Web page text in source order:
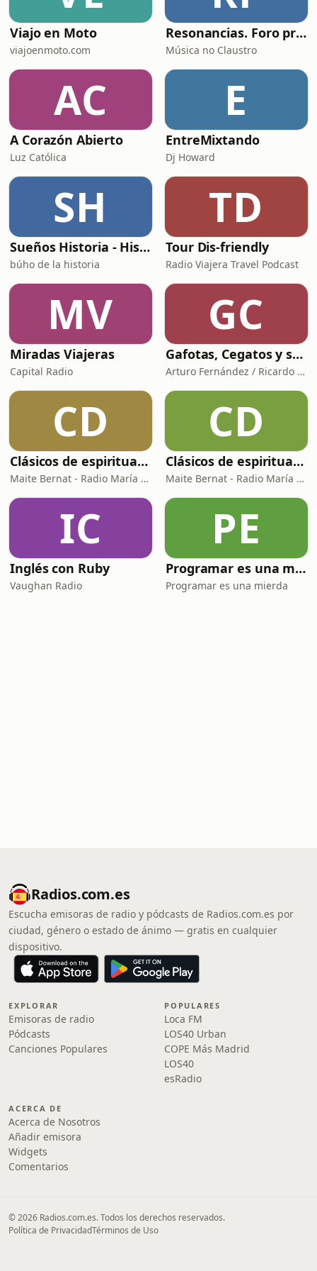
mar
Viajo en Moto
viajoenmoto.com
Resonancias. Foro profesional de instrumentos musicais
Música no Claustro
AC
A Corazón Abierto
Luz Católica
E
EntreMixtando
Dj Howard
SH
Sueños Historia - Histórico Podcast de historia relajada para dormir
búho de la historia
TD
Tour Dis-friendly
Radio Viajera Travel Podcast
MV
Miradas Viajeras
Capital Radio
GC
Gafotas, Cegatos y sus Aparatos - Podcast
Arturo Fernández / Ricardo Abad
CD
Clásicos de espiritualidad: El arte de aprovechar nuestras faltas
Maite Bernat - Radio María España
CD
Clásicos de espiritualidad: El combate espiritual
Maite Bernat - Radio María ESP
IC
Inglés con Ruby
Vaughan Radio
PE
Programar es una mierda
Programar es una mierda
Radios.com.es
Escucha emisoras de radio y pódcasts de Radios.com.es por
ciudad, género o estado de ánimo — gratis en cualquier
dispositivo.
EXPLORAR
Emisoras de radio
Pódcasts
Canciones Populares
POPULARES
Loca FM
LOS40 Urban
COPE Más Madrid
LOS40
esRadio
ACERCA DE
Acerca de Nosotros
Añadir emisora
Widgets
Comentarios
© 2026 Radios.com.es. Todos los derechos reservados.
Política de PrivacidadTérminos de Uso